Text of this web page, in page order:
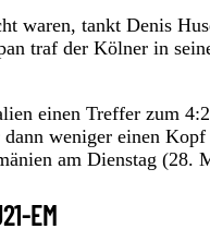
waren, tankt Denis
traf der Kölner in
einen Treffer zum
weniger einen
am Dienstag (28.
EM